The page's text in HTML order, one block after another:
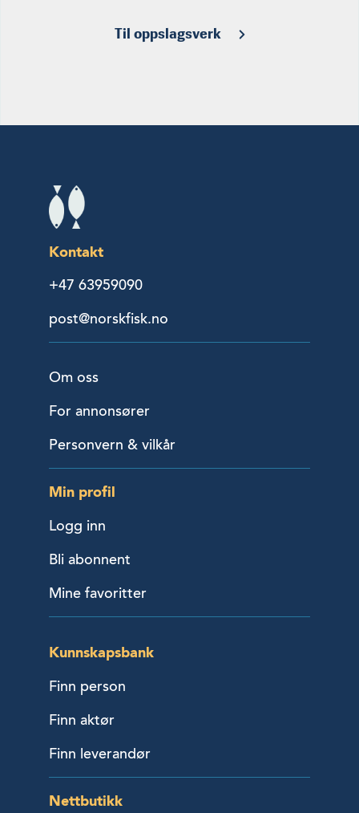
Til oppslagsverk
Kontakt
+47 63959090
post@norskfisk.no
Om oss
For annonsører
Personvern & vilkår
Min profil
Logg inn
Bli abonnent
Mine favoritter
Kunnskapsbank
Finn person
Finn aktør
Finn leverandør
Nettbutikk